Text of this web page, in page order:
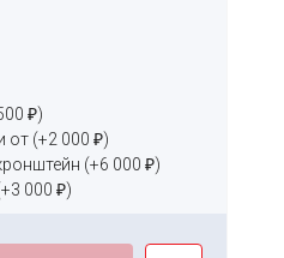
₽)
от (+2 000 ₽)
(+6 000 ₽)
3 000 ₽)